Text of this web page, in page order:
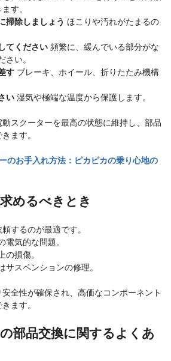
す。
掃除しましょう ほこりや汚れがたまるの
てください 頻繁に、緩んでいる部分がな
さい。
す ブレーキ、ホイール、折りたたみ機構
い 湿気や極端な温度から保護します。
スクーターを最高の状態に維持し、部品
ます。
のお手入れ方法：ピカピカの乗り心地の
めるべきとき
するのが最適です。
電気的な問題。
の損傷。
サスペンションの修理。
全性が確保され、高価なコンポーネント
ます。
部品交換に関するよくあ